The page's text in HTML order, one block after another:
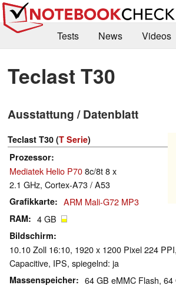
Tests News
Videos
Kaufberatung
Deals
Forum
Teclast T30
Ausstattung / Datenblatt
Teclast T30 (T Serie)
Prozessor
Mediatek Helio P708c/8t 8 x
2.1 GHz, Cortex-A73 / A53
Grafikkarte ARM Mali-G72 MP3
RAM 4 GB
Bildschirm
10.10 Zoll 16:10, 1920 x 1200 Pixel 224 PPI,
Capacitive, IPS, spiegelnd: ja
Massenspeicher 64 GB eMMC Flash, 64